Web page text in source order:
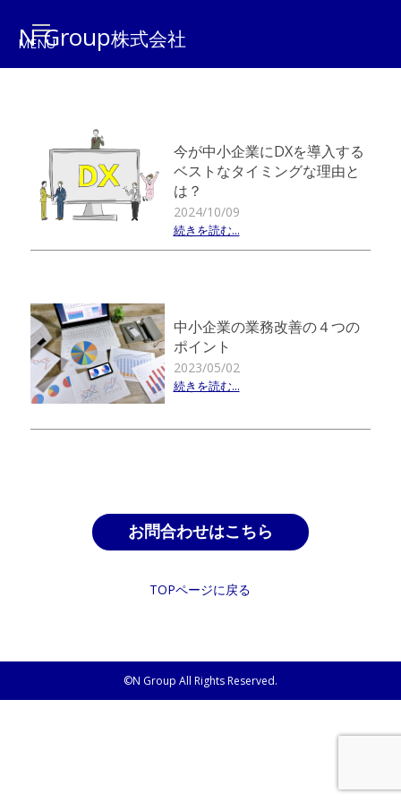
N Group株式会社
今が中小企業にDXを導入する
ベストなタイミングな理由と
は？
2024/10/09
続きを読む...
中小企業の業務改善の４つの
ポイント
2023/05/02
続きを読む...
お問合わせはこちら
TOPページに戻る
©N Group All Rights Reserved.